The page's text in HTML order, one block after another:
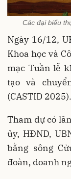
Các đại biểu
Ngày 16/12,
Khoa học và
mạc Tuần lễ
tạo và
(CASTID 2025).
Tham dự có
ủy, HĐND,
bằng sông
đoàn, doanh